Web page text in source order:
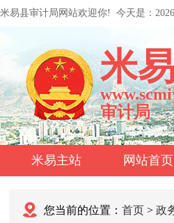
米易县审计局网站欢迎你! 今天是：
米
审计局
米易主站 网站首页
您当前的位置： 首页 > 政